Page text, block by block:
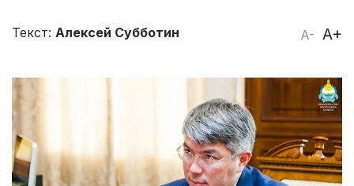
A- A+
Текст: Алексей Субботин